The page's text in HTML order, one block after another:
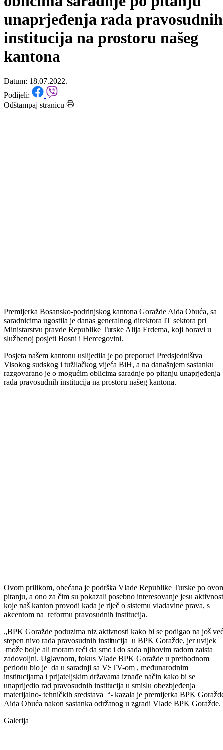
Razgovarano o mogućim
oblicima saradnje po pitanju
unaprjeđenja rada pravosudnih
institucija na prostoru našeg
kantona
Datum: 18.07.2022.
Premijerka Bosansko-podrinjskog kantona Goražde Aida Obuća, sa
saradnicima ugostila je danas generalnog direktora IT sektora pri
Ministarstvu pravde Republike Turske Alija Erdema, koji boravi u
službenoj posjeti Bosni i Hercegovini.
Posjeta našem kantonu uslijedila je po preporuci Predsjedništva
Visokog sudskog i tužilačkog vijeća BiH, a na današnjem sastanku
razgovarano je o mogućim oblicima saradnje po pitanju unaprjeđenja